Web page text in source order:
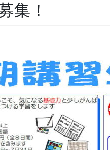
集！